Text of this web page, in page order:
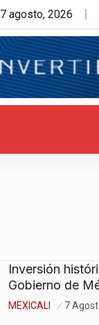
7 agosto, 2026
Inversión
Gobierno de
MEXICALI 7